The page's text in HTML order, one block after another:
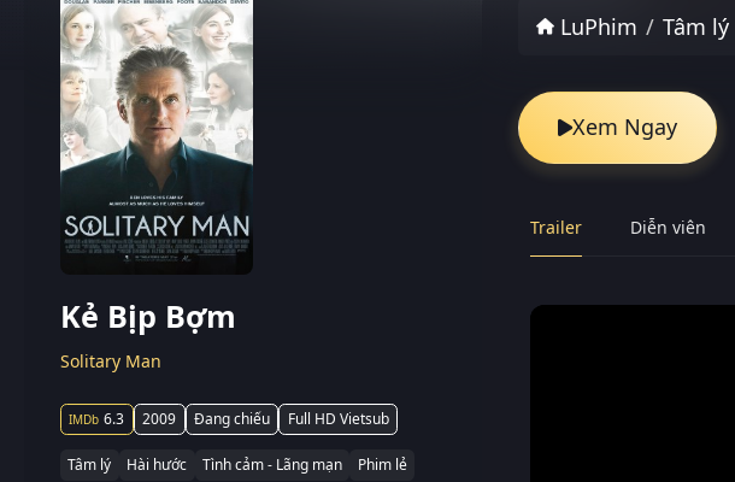
Kẻ Bịp Bợm
Solitary Man
6.3 2009 Đang chiếu Full HD Vietsub
Tâm lý Hài hước Tình cảm - Lãng mạn Phim lẻ
LuPhim Tâm lý
Xem Ngay
Trailer Diễn viên